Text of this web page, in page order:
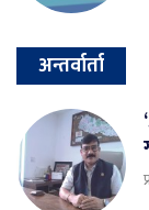
अन्तर्वार्ता